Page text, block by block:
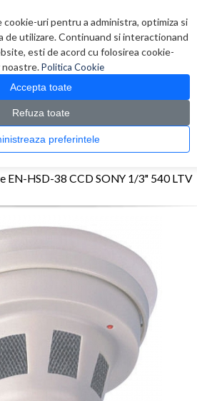
uri pentru a administra, optimiza si
de utilizare. Continuand si interactionand
esti de acord cu folosirea cookie-
Politica Cookie
Accepta toate
Refuza toate
Administreaza preferintele
0 produs(e)
> Camere Analogice
EN-HSD-38 CCD SONY 1/3" 540 LTV